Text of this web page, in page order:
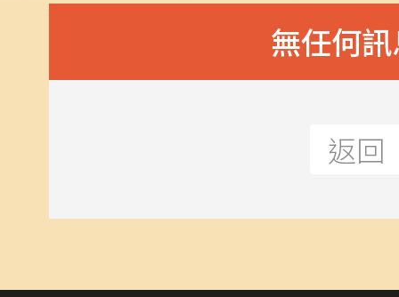
無任何
返回